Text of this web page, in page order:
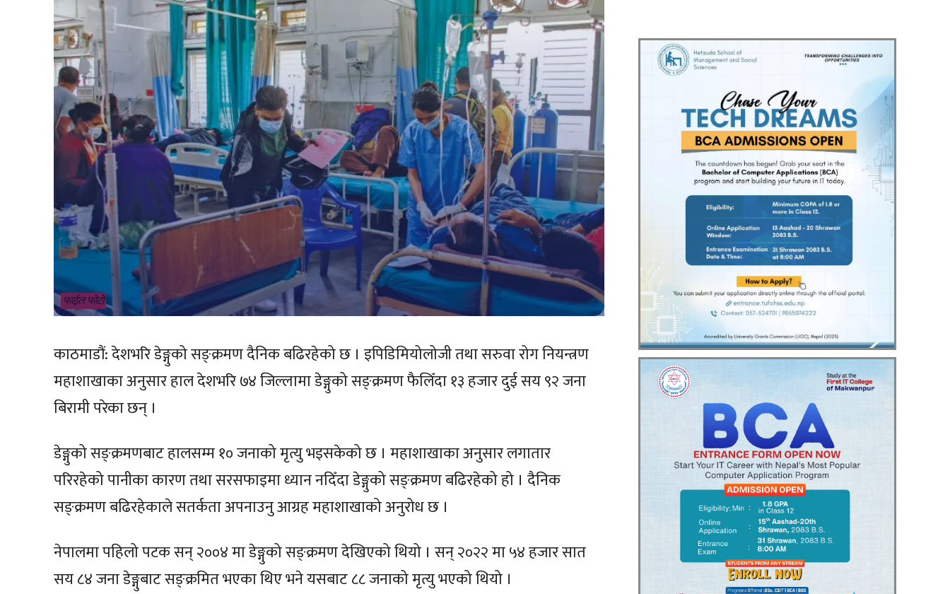
फाईल फोटो
काठमाडौं: देशभरि डेङ्गुको सङ्क्रमण दैनिक बढिरहेको छ । इपिडिमियोलोजी तथा सरुवा रोग नियन्त्रण
महाशाखाका अनुसार हाल देशभरि ७४ जिल्लामा डेङ्गुको सङ्क्रमण फैलिँदा १३ हजार दुई सय ९२ जना
बिरामी परेका छन् ।
डेङ्गुको सङ्क्रमणबाट हालसम्म १० जनाको मृत्यु भइसकेको छ । महाशाखाका अनुसार लगातार
परिरहेको पानीका कारण तथा सरसफाइमा ध्यान नदिँदा डेङ्गुको सङ्क्रमण बढिरहेको हो । दैनिक
सङ्क्रमण बढिरहेकाले सतर्कता अपनाउनु आग्रह महाशाखाको अनुरोध छ ।
नेपालमा पहिलो पटक सन् २००४ मा डेङ्गुको सङ्क्रमण देखिएको थियो । सन् २०२२ मा ५४ हजार सात
सय ८४ जना डेङ्गुबाट सङ्क्रमित भएका थिए भने यसबाट ८८ जनाको मृत्यु भएको थियो ।